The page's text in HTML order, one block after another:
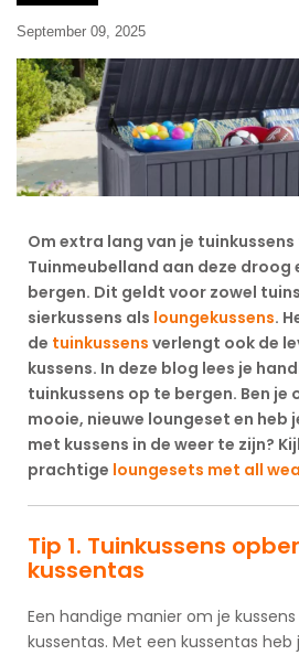
September 09, 2025
Om extra lang van je
Tuinmeubelland aan deze droog
bergen. Dit geldt voor zowel
sierkussens als loungekussens.
de tuinkussens verlengt ook de
kussens. In deze blog lees je
tuinkussens op te bergen. Ben je
mooie, nieuwe loungeset en heb
met kussens in de weer te zijn?
prachtige loungesets met all
Tip 1. Tuinkussens
kussentas
Een handige manier om je
kussentas. Met een kussentas heb